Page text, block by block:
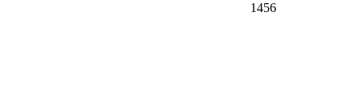
1456